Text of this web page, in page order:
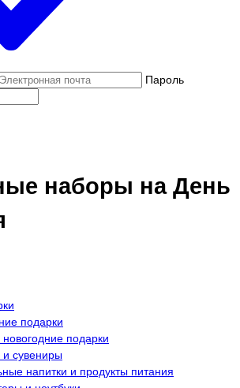
Пароль
наборы на День
подарки
подарки
и сувениры
напитки и продукты питания